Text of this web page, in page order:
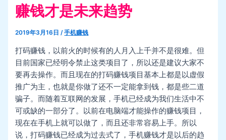
赚钱才是未来趋势
2019年3月16日/手机赚钱
打码赚钱，以前火的时候有的人月入上千并不是很难。但
目前国家已经明令禁止这类项目了，所以还是建议大家不
要再去操作。而且现在的打码赚钱项目基本上都是以虚假
推广为主，也就是你做了还不一定能拿到钱，都是些二道
骗子。而随着互联网的发展，手机已经成为我们生活中不
可或缺的一部分了。以前在电脑端才能操作的赚钱项目，
现在在手机上就可以做了，而且还非常容易上手。所以
说，打码赚钱已经成为过去式了，手机赚钱才是以后的趋